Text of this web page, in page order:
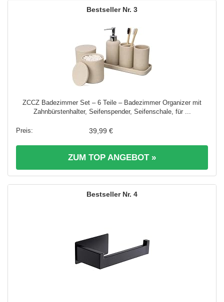
3
ZCCZ Badezimmer Set – 6 Teile – Badezimmer Organizer mit
Zahnbürstenhalter, Seifenspender, Seifenschale, für ...
39,99 €
ZUM TOP ANGEBOT »
4